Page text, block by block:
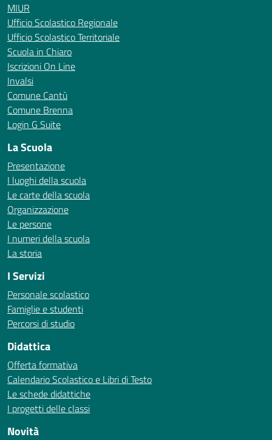
MIUR
Ufficio Scolastico Regionale
Ufficio Scolastico Territoriale
Scuola in Chiaro
Iscrizioni On Line
Invalsi
Comune Cantù
Comune Brenna
Login G Suite
La Scuola
Presentazione
I luoghi della scuola
Le carte della scuola
Organizzazione
Le persone
I numeri della scuola
La storia
I Servizi
Personale scolastico
Famiglie e studenti
Percorsi di studio
Didattica
Offerta formativa
Calendario Scolastico e Libri di Testo
Le schede didattiche
I progetti delle classi
Novità